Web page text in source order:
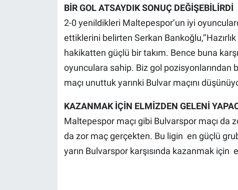
BİR GOL ATSAYDIK SONUÇ DEĞİŞEBİLİRDİ
2-0 yenildikleri Maltepespor’un iyi
ettiklerini belirten Serkan
hakikatten güçlü bir takım. Bence buna
oyunculara sahip. Biz gol pozisyonlarından
maçı unuttuk yarınki Bulvar maçını
KAZANMAK İÇİN ELMİZDEN GELENİ
Maltepespor maçı gibi Bulvarspor maçı da
da zor maç gerçekten. Bu ligin en güçlü
yarın Bulvarspor karşısında kazanmak için